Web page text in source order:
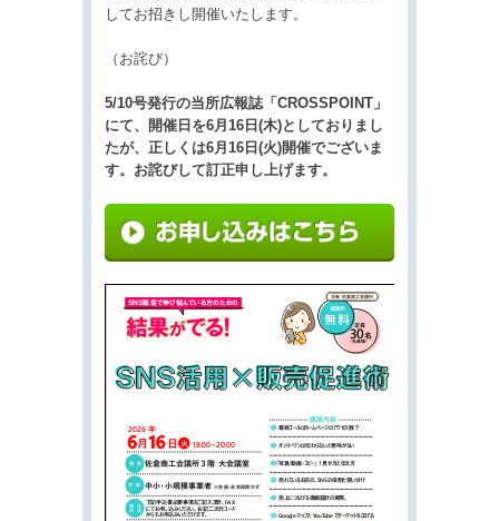
してお招きし開催いたします。
（お詫び）
5/10号発行の当所広報誌「CROSSPOINT」
にて、開催日を6月16日(木)としておりまし
たが、正しくは6月16日(火)開催でございま
す。お詫びして訂正申し上げます。